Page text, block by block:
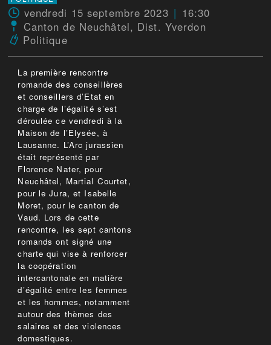
vendredi 15 septembre 2023
16:30
Canton de Neuchâtel, Dist. Yverdon
Politique
La première rencontre
romande des conseillères
et conseillers d’Etat en
charge de l’égalité s’est
déroulée ce vendredi à la
Maison de l’Elysée, à
Lausanne. L’Arc jurassien
était représenté par
Florence Nater, pour
Neuchâtel, Martial Courtet,
pour le Jura, et Isabelle
Moret, pour le canton de
Vaud. Lors de cette
rencontre, les sept cantons
romands ont signé une
charte qui vise à renforcer
la coopération
intercantonale en matière
d’égalité entre les femmes
et les hommes, notamment
autour des thèmes des
salaires et des violences
domestiques.